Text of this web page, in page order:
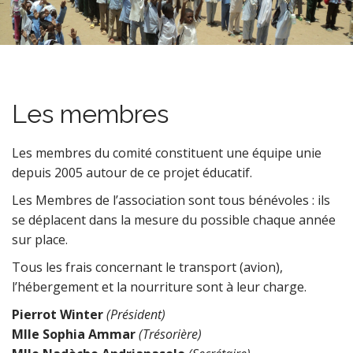
u
t
e
Les membres
Les membres du comité constituent une équipe unie
depuis 2005 autour de ce projet éducatif.
Les Membres de l’association sont tous bénévoles : ils
se déplacent dans la mesure du possible chaque année
sur place.
Tous les frais concernant le transport (avion),
l’hébergement et la nourriture sont à leur charge.
Pierrot Winter(Président)
Mlle Sophia Ammar(Trésorière)